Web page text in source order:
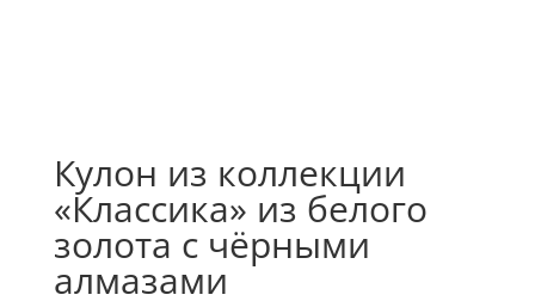
Кулон из коллекции
«Классика» из белого
золота с чёрными
алмазами